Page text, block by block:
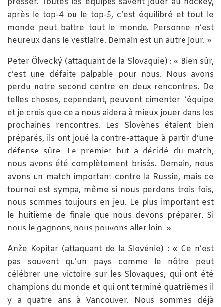
après le top-4 ou le top-5, c’est équilibré et tout le
monde peut battre tout le monde. Personne n’est
heureux dans le vestiaire. Demain est un autre jour. »
Peter Ölvecký (attaquant de la Slovaquie) : « Bien sûr,
c’est une défaite palpable pour nous. Nous avons
perdu notre second centre en deux rencontres. De
telles choses, cependant, peuvent cimenter l’équipe
et je crois que cela nous aidera à mieux jouer dans les
prochaines rencontres. Les Slovènes étaient bien
préparés, ils ont joué la contre-attaque à partir d’une
défense sûre. Le premier but a décidé du match,
nous avons été complètement brisés. Demain, nous
avons un match important contre la Russie, mais ce
tournoi est sympa, même si nous perdons trois fois,
nous sommes toujours en jeu. Le plus important est
le huitième de finale que nous devons préparer. Si
nous le gagnons, nous pouvons aller loin. »
Anže Kopitar (attaquant de la Slovénie) : « Ce n’est
pas souvent qu’un pays comme le nôtre peut
célébrer une victoire sur les Slovaques, qui ont été
champions du monde et qui ont terminé quatrièmes il
y a quatre ans à Vancouver. Nous sommes déjà